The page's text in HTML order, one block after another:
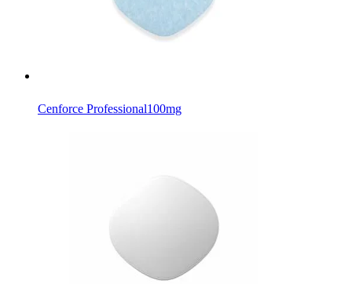
Cenforce Professional100mg